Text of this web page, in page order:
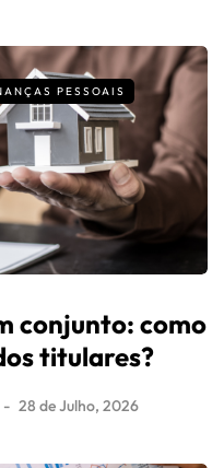
PESSOAIS
conjunto: como
titulares?
28 de Julho, 2026